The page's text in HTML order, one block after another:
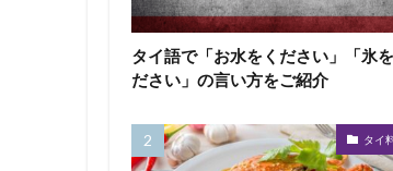
タイ語で「お水をください」「氷
ださい」の言い方をご紹介
タイ